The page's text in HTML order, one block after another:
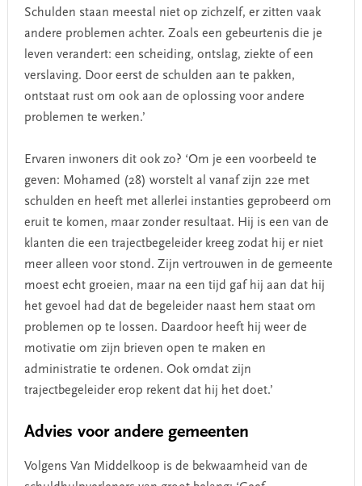
Schulden staan meestal niet op zichzelf, er zitten vaak
andere problemen achter. Zoals een gebeurtenis die je
leven verandert: een scheiding, ontslag, ziekte of een
verslaving. Door eerst de schulden aan te pakken,
ontstaat rust om ook aan de oplossing voor andere
problemen te werken.’
Ervaren inwoners dit ook zo? ‘Om je een voorbeeld te
geven: Mohamed (28) worstelt al vanaf zijn 22e met
schulden en heeft met allerlei instanties geprobeerd om
eruit te komen, maar zonder resultaat. Hij is een van de
klanten die een trajectbegeleider kreeg zodat hij er niet
meer alleen voor stond. Zijn vertrouwen in de gemeente
moest echt groeien, maar na een tijd gaf hij aan dat hij
het gevoel had dat de begeleider naast hem staat om
problemen op te lossen. Daardoor heeft hij weer de
motivatie om zijn brieven open te maken en
administratie te ordenen. Ook omdat zijn
trajectbegeleider erop rekent dat hij het doet.’
Advies voor andere gemeenten
Volgens Van Middelkoop is de bekwaamheid van de